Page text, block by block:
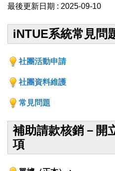
最後更新日期 : 2025-09-10
iNTUE系統常見問
社團活動申請
社團資料維護
常見問題
補助請款核銷－開
項